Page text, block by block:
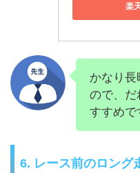
楽
かなり長
ので、だ
すすめで
6. レース前のロング